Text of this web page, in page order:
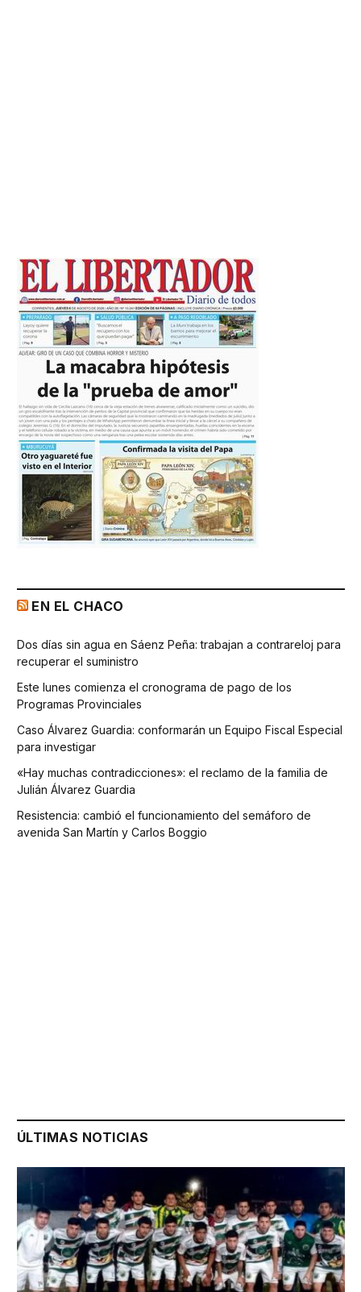
EN EL CHACO
Dos días sin agua en Sáenz Peña: trabajan a contrareloj para
recuperar el suministro
Este lunes comienza el cronograma de pago de los
Programas Provinciales
Caso Álvarez Guardia: conformarán un Equipo Fiscal Especial
para investigar
«Hay muchas contradicciones»: el reclamo de la familia de
Julián Álvarez Guardia
Resistencia: cambió el funcionamiento del semáforo de
avenida San Martín y Carlos Boggio
ÚLTIMAS NOTICIAS